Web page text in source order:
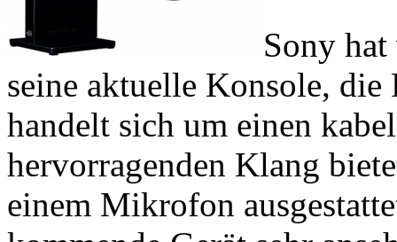
Sony
seine aktuelle Konsole,
handelt sich um einen
hervorragenden Klang
einem Mikrofon